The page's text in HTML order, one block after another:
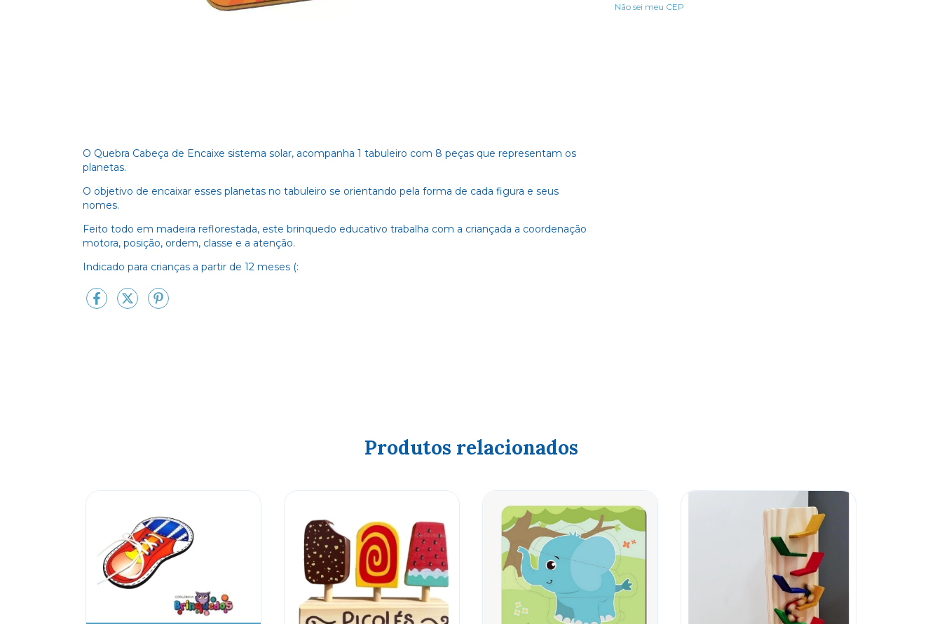
O Quebra Cabeça de Encaixe sistema solar, acompanha 1 tabuleiro com 8 peças que representam os
planetas.
O objetivo de encaixar esses planetas no tabuleiro se orientando pela forma de cada figura e seus
nomes.
Feito todo em madeira reflorestada, este brinquedo educativo trabalha com a criançada a coordenação
motora, posição, ordem, classe e a atenção.
Indicado para crianças a partir de 12 meses (:
Não sei meu CEP
Produtos relacionados